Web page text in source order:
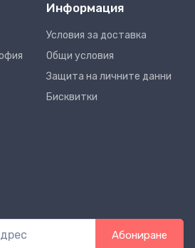
Информация
Условия за доставка
Общи условия
Защита на личните данни
Бисквитки
Абониране